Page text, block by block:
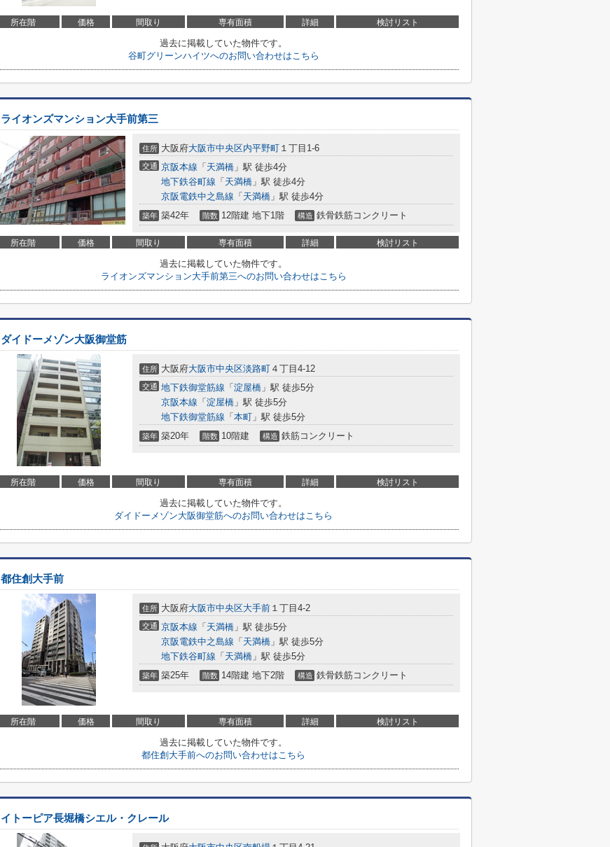
所在階 価格 間取り 専有面積 詳細 検討リスト
過去に掲載していた物件です。
谷町グリーンハイツへのお問い合わせはこちら
ライオンズマンション大手前第三
住所 大阪府大阪市中央区内平野町 １丁目1-6
交通 京阪本線 「 天満橋 」駅 徒歩4分
地下鉄谷町線 「 天満橋 」駅 徒歩4分
京阪電鉄中之島線 「 天満橋 」駅 徒歩4分
築年 築42年 階数 12階建 地下1階 構造 鉄骨鉄筋コンクリート
所在階 価格 間取り 専有面積 詳細 検討リスト
過去に掲載していた物件です。
ライオンズマンション大手前第三へのお問い合わせはこちら
ダイドーメゾン大阪御堂筋
住所 大阪府大阪市中央区淡路町 ４丁目4-12
交通 地下鉄御堂筋線 「 淀屋橋 」駅 徒歩5分
京阪本線 「 淀屋橋 」駅 徒歩5分
地下鉄御堂筋線 「 本町 」駅 徒歩5分
築年 築20年 階数 10階建 構造 鉄筋コンクリート
所在階 価格 間取り 専有面積 詳細 検討リスト
過去に掲載していた物件です。
ダイドーメゾン大阪御堂筋へのお問い合わせはこちら
都住創大手前
住所 大阪府大阪市中央区大手前 １丁目4-2
交通 京阪本線 「 天満橋 」駅 徒歩5分
京阪電鉄中之島線 「 天満橋 」駅 徒歩5分
地下鉄谷町線 「 天満橋 」駅 徒歩5分
築年 築25年 階数 14階建 地下2階 構造 鉄骨鉄筋コンクリート
所在階 価格 間取り 専有面積 詳細 検討リスト
過去に掲載していた物件です。
都住創大手前へのお問い合わせはこちら
イトーピア長堀橋シエル・クレール